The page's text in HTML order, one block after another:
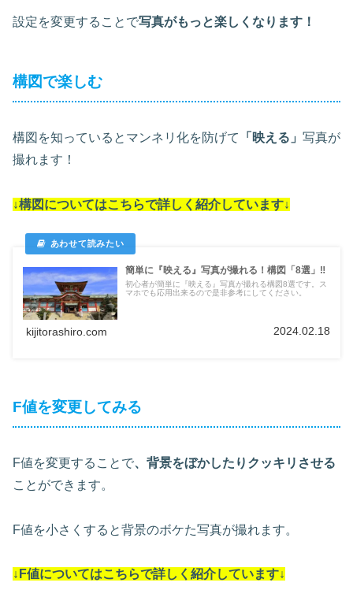
設定を変更することで写真がもっと楽しくなります！
構図で楽しむ
構図を知っているとマンネリ化を防げて 「映える」 写真が
撮れます！
↓構図についてはこちらで詳しく紹介しています↓
簡単に『映える』写真が撮れる！構図「8選」‼
初心者が簡単に『映える』写真が撮れる構図8選です。ス
マホでも応用出来るので是非参考にしてください。
kijitorashiro.com 2024.02.18
F値を変更してみる
F値を変更することで、背景をぼかしたりクッキリさせる
ことができます。
F値を小さくすると背景のボケた写真が撮れます。
↓F値についてはこちらで詳しく紹介しています↓